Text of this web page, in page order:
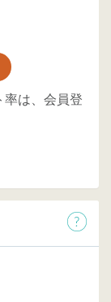
は、会員登